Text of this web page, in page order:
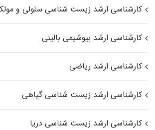
کارشناسی ارشد زیست شناسی سلولی و
کارشناسی ارشد بیوشیمی بالینی
کارشناسی ارشد ریاضی
کارشناسی ارشد زیست‌ شناسی گیاهی
کارشناسی ارشد زیست‌ شناسی دریا